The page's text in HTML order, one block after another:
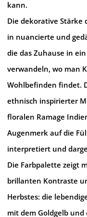
kann.
Die dekorative
in nuancierte und
die das Zuhause in
verwandeln, wo man
Wohlbefinden findet.
ethnisch inspirierter
floralen Ramage
Augenmerk auf die
interpretiert und
Die Farbpalette zeigt
brillanten Kontraste
Herbstes: die
mit dem Goldgelb und